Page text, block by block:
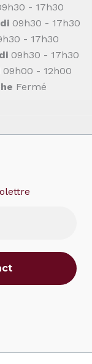
- 17h30
09h30 - 17h30
- 17h30
09h30 - 17h30
09h00 - 12h00
Fermé